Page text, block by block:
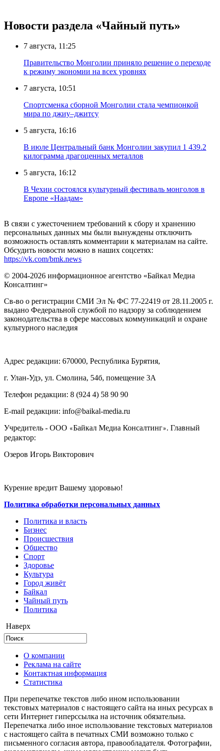
Новости раздела «Чайный путь»
7 августа, 11:25
Правительство Монголии приняло решение о переходе
к режиму экономии на всех уровнях
7 августа, 10:51
Спортсменка сборной Монголии стала чемпионкой
мира по джиу–джитсу
5 августа, 16:16
В июле Центральный банк Монголии закупил 1 439.2
килограмма драгоценных металлов
5 августа, 16:12
В Чехии состоялся культурный фестиваль монголов в
Европе «Наадам»
В связи с ужесточением требований к сбору и хранению
персональных данных мы были вынуждены отключить
возможность оставлять комментарии к материалам на сайте.
Обсудить новости можно в наших соцсетях:
https://vk.com/bmk.news
© 2004-2026 информационное агентство «Байкал Медиа
Консалтинг»
Св-во о регистрации СМИ Эл № ФС 77-22419 от 28.11.2005 г.
выдано Федеральной службой по надзору за соблюдением
законодательства в сфере массовых коммуникаций и охране
культурного наследия
Адрес редакции: 670000, Республика Бурятия,
г. Улан-Удэ, ул. Смолина, 54б, помещение 3А
Телефон редакции: ‎‎8 (924 4) 58 90 90
E-mail редакции: info@baikal-media.ru
Учредитель - ООО «Байкал Медиа Консалтинг». Главный
редактор:
Озеров Игорь Викторович
Курение вредит Вашему здоровью!
Политика обработки персональных данных
Политика и власть
Бизнес
Происшествия
Общество
Cпорт
Здоровье
Культура
Город живёт
Байкал
Чайный путь
Политика
Наверх
О компании
Реклама на сайте
Контактная информация
Статистика
При перепечатке текстов либо ином использовании
текстовых материалов с настоящего сайта на иных ресурсах в
сети Интернет гиперссылка на источник обязательна.
Перепечатка либо иное использование текстовых материалов
с настоящего сайта в печатных СМИ возможно только с
письменного согласия автора, правообладателя. Фотографии,